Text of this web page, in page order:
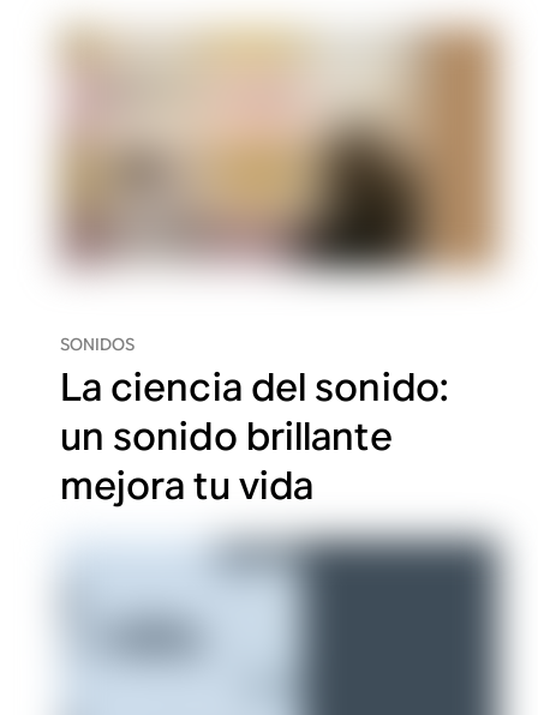
SONIDOS
La ciencia del sonido:
un sonido brillante
mejora tu vida